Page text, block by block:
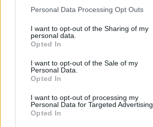
Personal Data Processing Opt Outs
I want to opt-out of the Sharing of my
personal data.
Opted In
I want to opt-out of the Sale of my
Personal Data.
Opted In
I want to opt-out of processing my
Personal Data for Targeted Advertising.
Opted In
Letra PAYAS
Letra KIKE Y WANILLO
Letra TÚ KIERE